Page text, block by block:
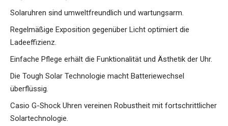
Solaruhren sind umweltfreundlich und wartungsarm.
Regelmäßige Exposition gegenüber Licht optimiert die
Ladeeffizienz.
Einfache Pflege erhält die Funktionalität und Ästhetik der Uhr.
Die Tough Solar Technologie macht Batteriewechsel
überflüssig.
Casio G-Shock Uhren vereinen Robustheit mit fortschrittlicher
Solartechnologie.